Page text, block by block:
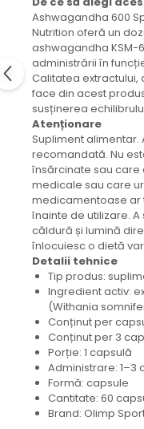
Ashwagandha 600
Nutrition oferă un
ashwagandha
administrării în
Calitatea extractului,
face din acest
susținerea
Atenționare
Supliment alimentar.
recomandată. Nu
însărcinate sau care
medicale sau care
medicamentoase ar
înainte de utilizare.
căldură și lumină
înlocuiesc o dietă
Detalii tehnice
Tip produs:
Ingredient activ:
(Withania
Conținut per
Conținut per 3
Porție: 1 capsulă
Administrare: 1–3
Formă: capsule
Cantitate: 60
Brand: Olimp